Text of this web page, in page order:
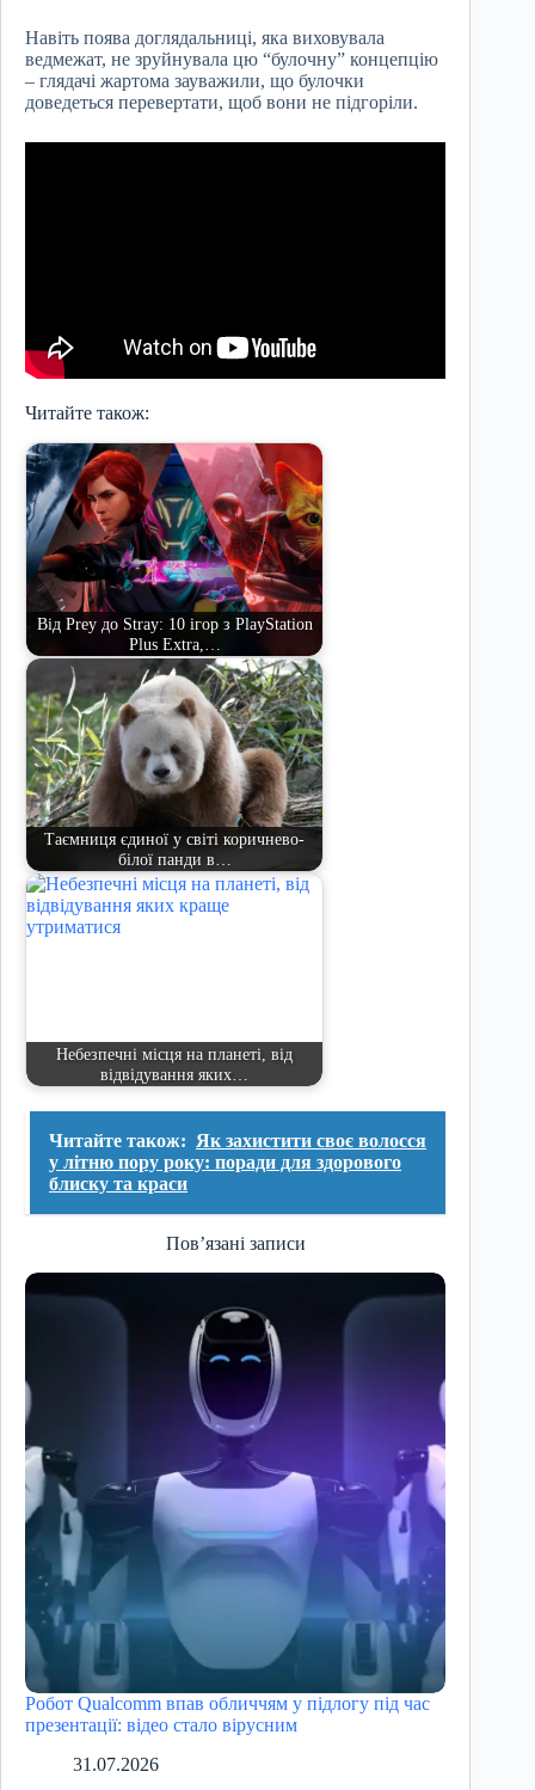
Навіть поява доглядальниці, яка виховувала
ведмежат, не зруйнувала цю “булочну” концепцію
– глядачі жартома зауважили, що булочки
доведеться перевертати, щоб вони не підгоріли.
Читайте також:
Від Prey до Stray: 10 ігор з PlayStation
Plus Extra,…
Таємниця єдиної у світі коричнево-
білої панди в…
Небезпечні місця на планеті, від
відвідування яких…
Читайте також: Як захистити своє волосся
у літню пору року: поради для здорового
блиску та краси
Пов’язані записи
Робот Qualcomm впав обличчям у підлогу під час
презентації: відео стало вірусним
31.07.2026